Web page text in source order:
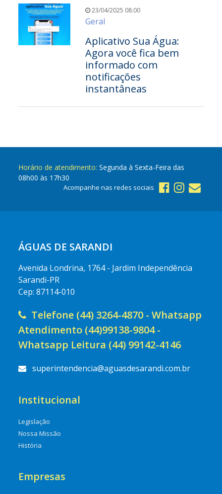
23/04/2025 08:00
Geral
Aplicativo Sua Água:
Agora você fica bem
informado com
notificações
instantâneas
Horário de atendimento: Segunda à Sexta-Feira das
08h00 às 17h30
Acompanhe nas redes sociais
ÁGUAS DE SARANDI
Avenida Londrina, 1764 - Jardim Independência
Sarandi-PR
Cep: 87114-010
Telefone (44) 3264-4870 - Whatsapp
Atendimento (44)99138-9804 -
Whatsapp Leitura (44) 99142-4146
superintendencia@aguasdesarandi.com.br
Institucional
Legislação
Nossa Missão
História
Empresas